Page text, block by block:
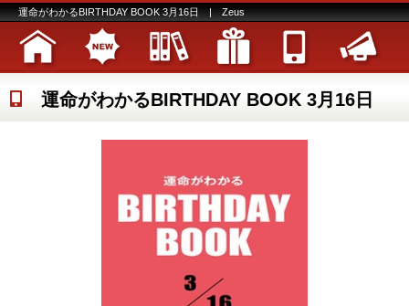
運命がわかるBIRTHDAY BOOK 3月16日 | Zeus
運命がわかるBIRTHDAY BOOK 3月16日